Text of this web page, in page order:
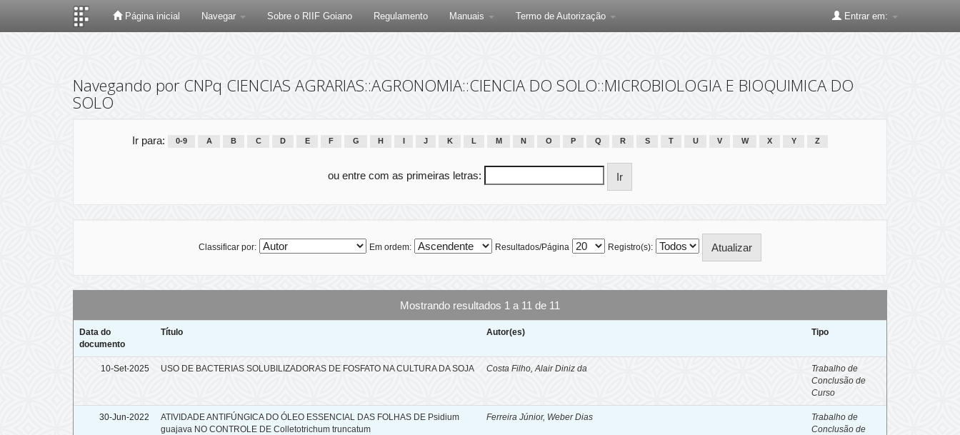
Página inicial Navegar Sobre o RIIF Goiano Regulamento Manuais Termo de Autorização Entrar em:
Navegando por CNPq CIENCIAS AGRARIAS::AGRONOMIA::CIENCIA DO SOLO::MICROBIOLOGIA E BIOQUIMICA DO
SOLO
Ir para: 0-9 A B C D E F G H J K L M N O P Q R S T U V W X Y Z
ou entre com as primeiras letras:
Classificar por: Em ordem: Resultados/Página Registro(s):
Mostrando resultados 1 a 11 de 11
Data do
documento
Título Autor(es) Tipo
10-Set-2025 USO DE BACTERIAS SOLUBILIZADORAS DE FOSFATO NA CULTURA DA SOJA Costa Filho, Alair Diniz da
Trabalho de
Conclusão de
Curso
30-Jun-2022
ATIVIDADE ANTIFÚNGICA DO ÓLEO ESSENCIAL DAS FOLHAS DE Psidium
guajava NO CONTROLE DE Colletotrichum truncatum
Ferreira Júnior, Weber Dias
Trabalho de
Conclusão de